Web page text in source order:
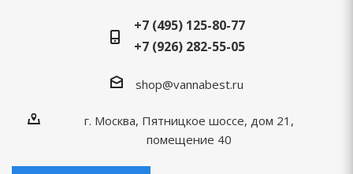
+7 (495) 125-80-77
+7 (926) 282-55-05
shop@vannabest.ru
г. Москва, Пятницкое шоссе, дом 21,
помещение 40